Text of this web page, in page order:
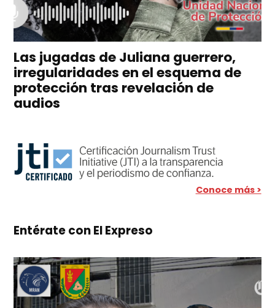
Las jugadas de Juliana guerrero,
irregularidades en el esquema de
protección tras revelación de
audios
Conoce más >
Entérate con El Expreso